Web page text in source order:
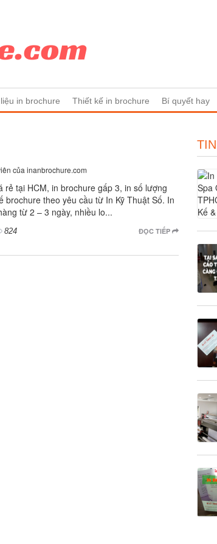
in brochure Thiết kế in brochure Bí quyết hay
của inanbrochure.com
rẻ tại HCM, in brochure gấp 3, in số lượng
brochure theo yêu cầu từ In Kỹ Thuật Số. In
từ 2 – 3 ngày, nhiều lo...
ĐỌC TIẾP
824